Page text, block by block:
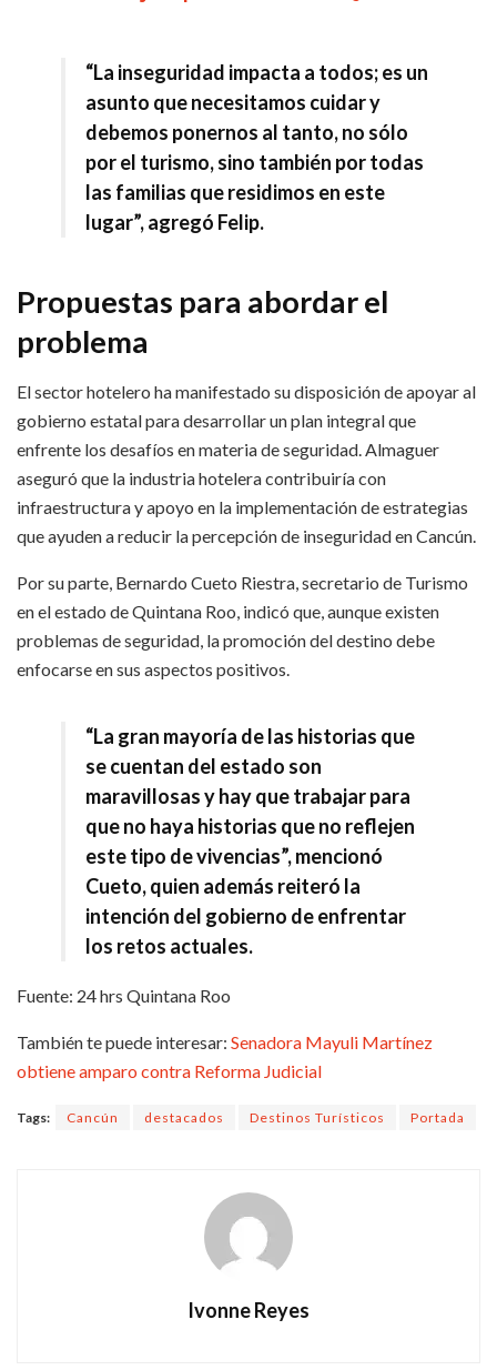
“La inseguridad impacta a todos; es un
asunto que necesitamos cuidar y
debemos ponernos al tanto, no sólo
por el turismo, sino también por todas
las familias que residimos en este
lugar”, agregó Felip.
Propuestas para abordar el
problema
El sector hotelero ha manifestado su disposición de apoyar al
gobierno estatal para desarrollar un plan integral que
enfrente los desafíos en materia de seguridad. Almaguer
aseguró que la industria hotelera contribuiría con
infraestructura y apoyo en la implementación de estrategias
que ayuden a reducir la percepción de inseguridad en Cancún.
Por su parte, Bernardo Cueto Riestra, secretario de Turismo
en el estado de Quintana Roo, indicó que, aunque existen
problemas de seguridad, la promoción del destino debe
enfocarse en sus aspectos positivos.
“La gran mayoría de las historias que
se cuentan del estado son
maravillosas y hay que trabajar para
que no haya historias que no reflejen
este tipo de vivencias”, mencionó
Cueto, quien además reiteró la
intención del gobierno de enfrentar
los retos actuales.
Fuente: 24 hrs Quintana Roo
También te puede interesar: Senadora Mayuli Martínez
obtiene amparo contra Reforma Judicial
Tags: Cancún destacados Destinos Turísticos Portada
Ivonne Reyes